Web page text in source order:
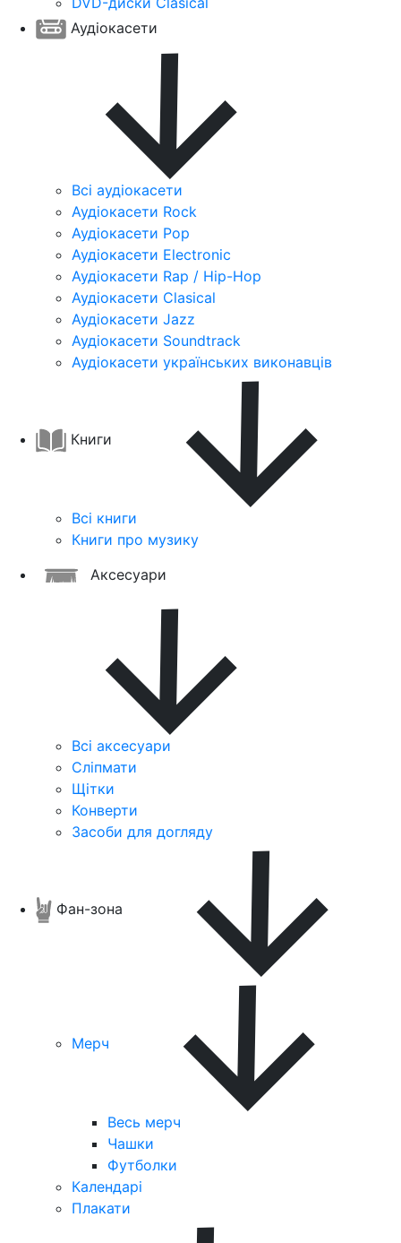
Аудіокасети
Всі аудіокасети
Аудіокасети Rock
Аудіокасети Pop
Аудіокасети Electronic
Аудіокасети Rap / Hip-Hop
Аудіокасети Clasical
Аудіокасети Jazz
Аудіокасети Soundtrack
Аудіокасети українських виконавців
Книги
Всі книги
Книги про музику
Аксесуари
Всі аксесуари
Сліпмати
Щітки
Конверти
Засоби для догляду
Фан-зона
Мерч
Весь мерч
Чашки
Футболки
Календарі
Плакати